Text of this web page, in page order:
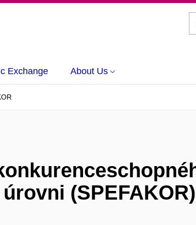
Exchange About Us
(SPEFAKOR)